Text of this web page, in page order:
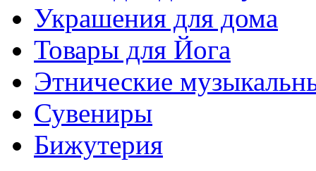
Украшения для дома
Товары для Йога
Этнические
Сувениры
Бижутерия